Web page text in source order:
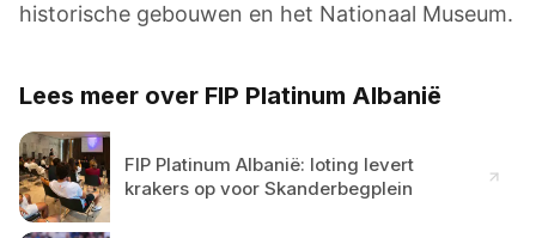
historische gebouwen en het Nationaal Museum.
Lees meer over FIP Platinum Albanië
FIP Platinum Albanië: loting levert
krakers op voor Skanderbegplein